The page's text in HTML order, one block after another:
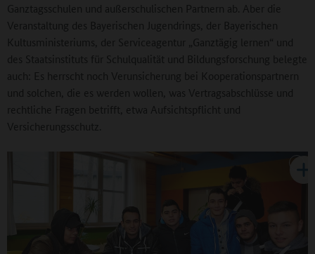
Ganztagsschulen und außerschulischen Partnern ab. Aber die
Veranstaltung des Bayerischen Jugendrings, der Bayerischen
Kultusministeriums, der Serviceagentur „Ganztägig lernen“ und
des Staatsinstituts für Schulqualität und Bildungsforschung belegte
auch: Es herrscht noch Verunsicherung bei Kooperationspartnern
und solchen, die es werden wollen, was Vertragsabschlüsse und
rechtliche Fragen betrifft, etwa Aufsichtspflicht und
Versicherungsschutz.